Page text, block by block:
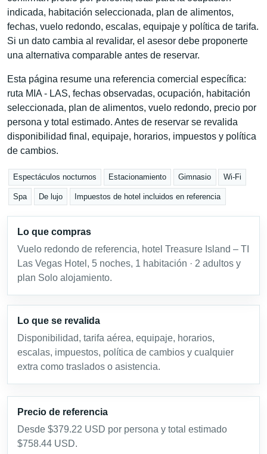
indicada, habitación seleccionada, plan de alimentos,
fechas, vuelo redondo, escalas, equipaje y política de tarifa.
Si un dato cambia al revalidar, el asesor debe proponerte
una alternativa comparable antes de reservar.
Esta página resume una referencia comercial específica:
ruta MIA - LAS, fechas observadas, ocupación, habitación
seleccionada, plan de alimentos, vuelo redondo, precio por
persona y total estimado. Antes de reservar se revalida
disponibilidad final, equipaje, horarios, impuestos y política
de cambios.
Espectáculos nocturnos Estacionamiento Gimnasio Wi-Fi
Spa De lujo Impuestos de hotel incluidos en referencia
Lo que compras
Vuelo redondo de referencia, hotel Treasure Island – TI
Las Vegas Hotel, 5 noches, 1 habitación · 2 adultos y
plan Solo alojamiento.
Lo que se revalida
Disponibilidad, tarifa aérea, equipaje, horarios,
escalas, impuestos, política de cambios y cualquier
extra como traslados o asistencia.
Precio de referencia
Desde $379.22 USD por persona y total estimado
$758.44 USD.